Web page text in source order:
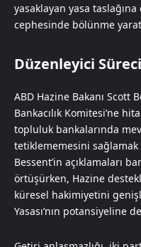
yasaklayan yasa
cephesinde bölünme
Düzenleyici
ABD Hazine Bakanı Scott
Bankacılık Komitesi’ne
topluluk bankalarında
tetiklememesini sağlamak
Bessent’in açıklamaları
örtüşürken, Hazine
küresel hakimiyetini
Yasası’nın potansiyeline